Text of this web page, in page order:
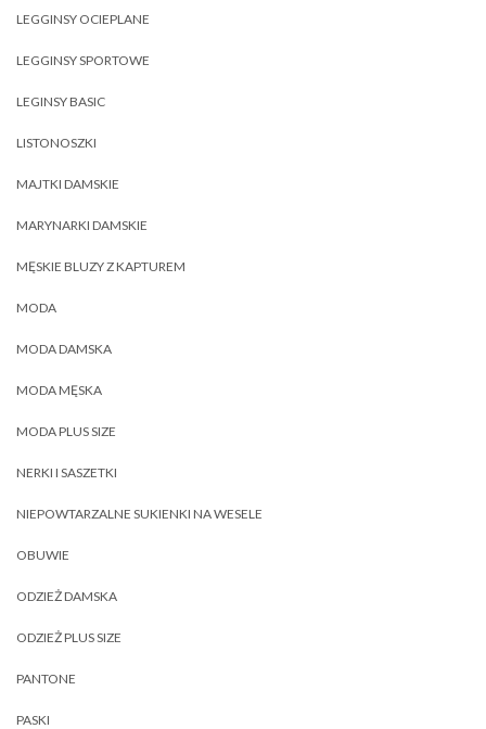
LEGGINSY OCIEPLANE
LEGGINSY SPORTOWE
LEGINSY BASIC
LISTONOSZKI
MAJTKI DAMSKIE
MARYNARKI DAMSKIE
MĘSKIE BLUZY Z KAPTUREM
MODA
MODA DAMSKA
MODA MĘSKA
MODA PLUS SIZE
NERKI I SASZETKI
NIEPOWTARZALNE SUKIENKI NA WESELE
OBUWIE
ODZIEŻ DAMSKA
ODZIEŻ PLUS SIZE
PANTONE
PASKI